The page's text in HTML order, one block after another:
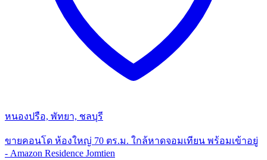
หนองปรือ, พัทยา, ชลบุรี
ขายคอนโด ห้องใหญ่ 70 ตร.ม. ใกล้หาดจอมเทียน พร้อมเข้าอยู่
- Amazon Residence Jomtien